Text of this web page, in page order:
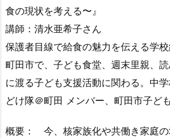
食の現状を考える〜』
講師：清水亜希子さん
保護者目線で給食の魅力を伝える学
町田市で、子ども食堂、週末里親、
に渡る子ども支援活動に関わる。中
どけ隊＠町田 メンバー、町田市子ど
概要： 今、核家族化や共働き家庭の